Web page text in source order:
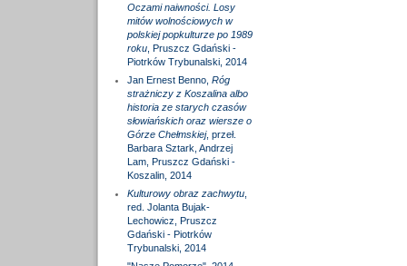
Oczami naiwności. Losy
mitów wolnościowych w
polskiej popkulturze po 1989
roku, Pruszcz Gdański -
Piotrków Trybunalski, 2014
Jan Ernest Benno, Róg
strażniczy z Koszalina albo
historia ze starych czasów
słowiańskich oraz wiersze o
Górze Chełmskiej, przeł.
Barbara Sztark, Andrzej
Lam, Pruszcz Gdański -
Koszalin, 2014
Kulturowy obraz zachwytu,
red. Jolanta Bujak-
Lechowicz, Pruszcz
Gdański - Piotrków
Trybunalski, 2014